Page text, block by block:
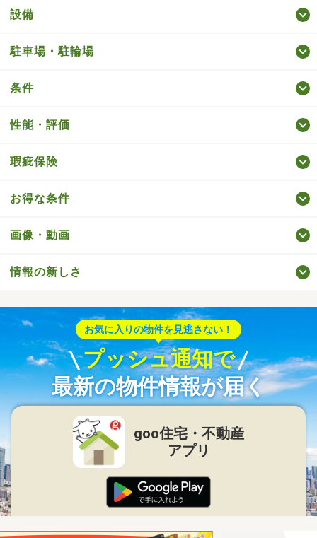
設備
駐車場・駐輪場
条件
性能・評価
瑕疵保険
お得な条件
画像・動画
情報の新しさ
お気に入りの物件を見逃さない！
プッシュ通知で
最新の物件情報が届く
goo住宅・不動産
アプリ